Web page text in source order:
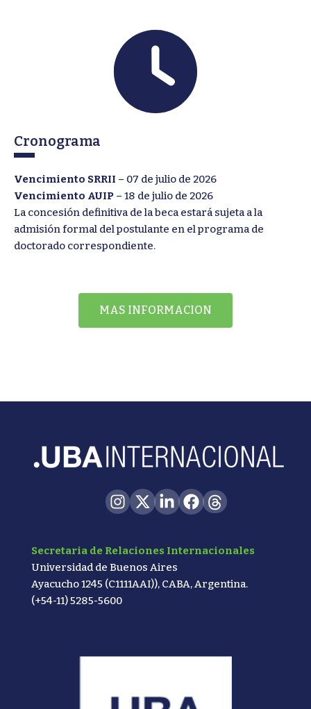
Cronograma
Vencimiento SRRII – 07 de julio de 2026
Vencimiento AUIP – 18 de julio de 2026
La concesión definitiva de la beca estará sujeta a la
admisión formal del postulante en el programa de
doctorado correspondiente.
MAS INFORMACION
Secretaria de Relaciones Internacionales
Universidad de Buenos Aires
Ayacucho 1245 (C1111AAI)), CABA, Argentina.
(+54-11) 5285-5600